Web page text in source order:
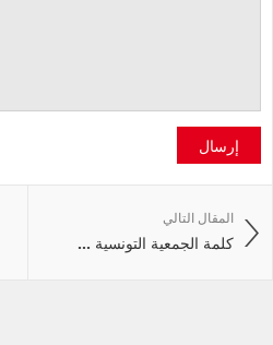
إرسال
المقال التالي
كلمة الجمعية التونسية ...